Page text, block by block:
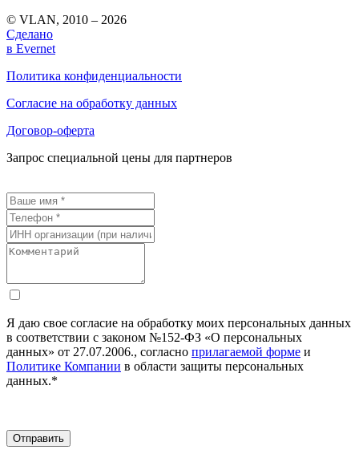
© VLAN, 2010 – 2026
Сделано
в Evernet
Политика конфиденциальности
Согласие на обработку данных
Договор-оферта
Запрос специальной цены для партнеров
Я даю свое согласие на обработку моих персональных данных
в соответствии с законом №152-ФЗ «О персональных
данных» от 27.07.2006., согласно прилагаемой форме и
Политике Компании в области защиты персональных
данных.*